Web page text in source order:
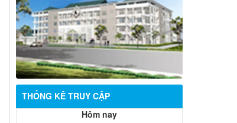
THỐNG KÊ TRUY CẬP
Hôm nay